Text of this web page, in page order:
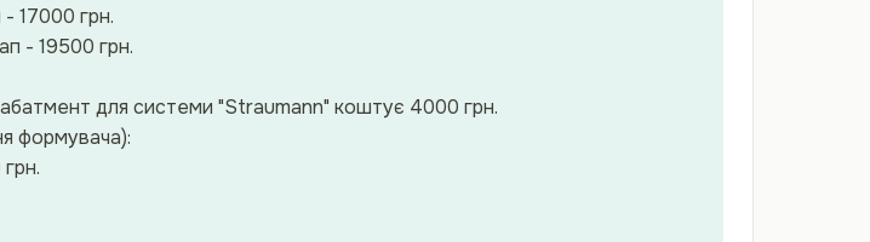
17000 грн.
- 19500 грн.
абатмент для системи "Straumann" коштує 4000 грн.
формувача):